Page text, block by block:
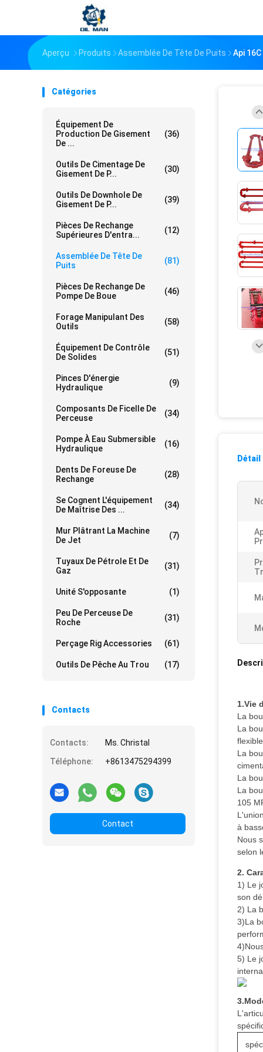
Aperçu Produits Assemblée De Tête De Puits Api
Catégories
Équipement De
Production De Gisement
De ...
(36)
Outils De Cimentage De
Gisement De P...
(30)
Outils De Downhole De
Gisement De P...
(39)
Pièces De Rechange
Supérieures D'entra...
(12)
Assemblée De Tête De
Puits
(81)
Pièces De Rechange De
Pompe De Boue
(46)
Forage Manipulant Des
Outils
(58)
Équipement De Contrôle
De Solides
(51)
Pinces D'énergie
Hydraulique
(9)
Composants De Ficelle De
Perceuse
(34)
Pompe À Eau Submersible
Hydraulique
(16)
Dents De Foreuse De
Rechange
(28)
Se Cognent L'équipement
De Maîtrise Des ...
(34)
Mur Plâtrant La Machine
De Jet
(7)
Tuyaux De Pétrole Et De
Gaz
(31)
Unité S'opposante (1)
Peu De Perceuse De
Roche
(31)
Perçage Rig Accessories (61)
Outils De Pêche Au Trou (17)
Contacts
Contacts:
Ms. Christal
Téléphone:
+8613475294399
Contact
1.Vie
La
La
La
La
La
105
à
Nous
selon
2.
1) Le
son
2) La
3)La
5) Le